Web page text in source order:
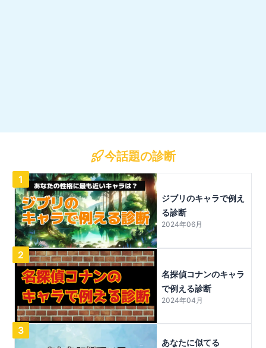
今話題の診断
1
ジブリのキャラで例え
る診断
2024年06月
2
名探偵コナンのキャラ
で例える診断
2024年04月
3
あなたに似てる